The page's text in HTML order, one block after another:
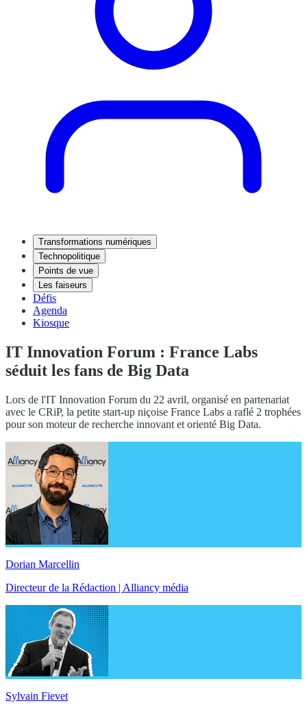
Transformations numériques
Technopolitique
Points de vue
Les faiseurs
Défis
Agenda
Kiosque
IT Innovation Forum : France Labs
séduit les fans de Big Data
Lors de l'IT Innovation Forum du 22 avril, organisé en partenariat
avec le CRiP, la petite start-up niçoise France Labs a raflé 2 trophées
pour son moteur de recherche innovant et orienté Big Data.
Dorian Marcellin
Directeur de la Rédaction | Alliancy média
Sylvain Fievet